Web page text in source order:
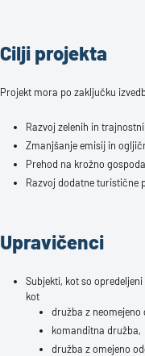
Cilji projekta
Projekt mora po zaključku
Razvoj zelenih in
Zmanjšanje emisij in
Prehod na krožno
Razvoj dodatne turistične
Upravičenci
Subjekti, kot so
kot
družba z
komanditna družba,
družba z omejeno